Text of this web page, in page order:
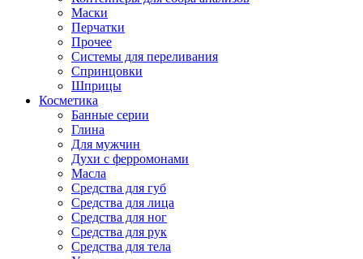
Маски
Перчатки
Прочее
Системы для переливания
Спринцовки
Шприцы
Косметика
Банные серии
Глина
Для мужчин
Духи с ферромонами
Масла
Средства для губ
Средства для лица
Средства для ног
Средства для рук
Средства для тела